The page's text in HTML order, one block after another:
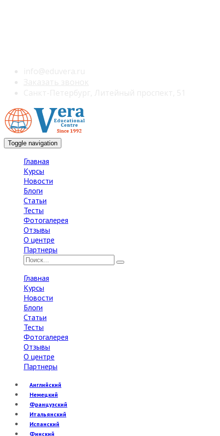
Toggle navigation
Главная
Курсы
Новости
Блоги
Статьи
Тесты
Фотогалерея
Отзывы
О центре
Партнеры
Главная
Курсы
Новости
Блоги
Статьи
Тесты
Фотогалерея
Отзывы
О центре
Партнеры
Английский
Немецкий
Французский
Итальянский
Испанский
Финский